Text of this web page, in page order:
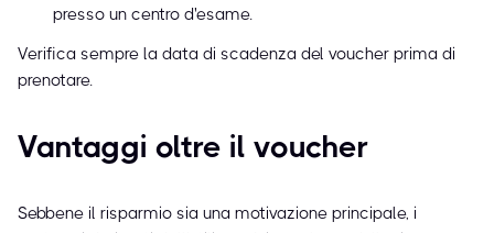
presso un centro d'esame.
Verifica sempre la data di scadenza del voucher prima di
prenotare.
Vantaggi oltre il voucher
Sebbene il risparmio sia una motivazione principale, i